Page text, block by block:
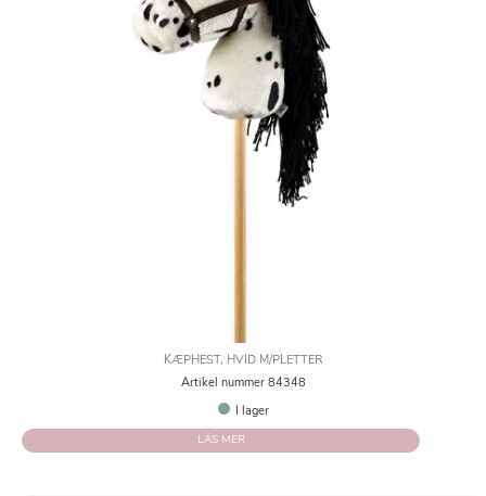
KÆPHEST, HVID M/PLETTER
Artikel nummer 84348
I lager
LÄS MER